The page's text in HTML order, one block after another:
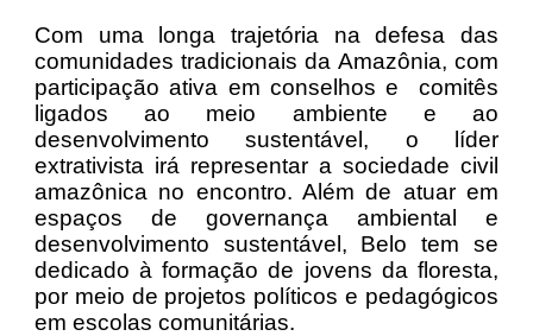
Com uma longa trajetória na defesa das
comunidades tradicionais da Amazônia, com
participação ativa em conselhos e comitês
ligados ao meio ambiente e ao
desenvolvimento sustentável, o líder
extrativista irá representar a sociedade civil
amazônica no encontro. Além de atuar em
espaços de governança ambiental e
desenvolvimento sustentável, Belo tem se
dedicado à formação de jovens da floresta,
por meio de projetos políticos e pedagógicos
em escolas comunitárias.